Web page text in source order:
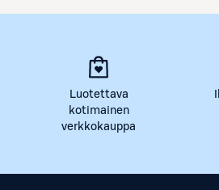
Luotettava
kotimainen
verkkokauppa